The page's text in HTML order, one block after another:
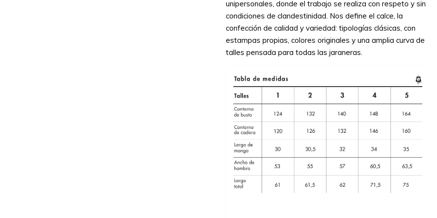
unipersonales, donde el trabajo se realiza con respeto y sin
condiciones de clandestinidad. Nos define el calce, la
confección de calidad y variedad: tipologías clásicas, con
estampas propias, colores originales y una amplia curva de
talles pensada para todas las jaraneras.